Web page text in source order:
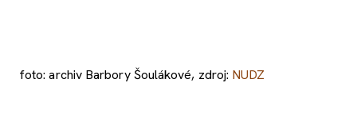
foto: archiv Barbory Šoulákové, zdroj: NUDZ